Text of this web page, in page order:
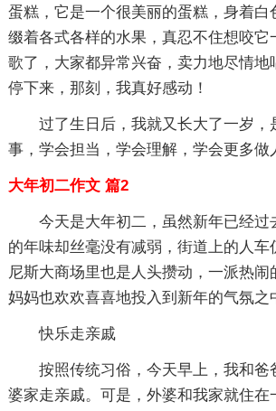
蛋糕，它是一个很美丽的蛋糕，身着白
缀着各式各样的水果，真忍不住想咬它
歌了，大家都异常兴奋，卖力地尽情地
停下来，那刻，我真好感动！
过了生日后，我就又长大了一岁，
事，学会担当，学会理解，学会更多做
大年初二作文 篇2
今天是大年初二，虽然新年已经过
的年味却丝毫没有减弱，街道上的人车
尼斯大商场里也是人头攒动，一派热闹
妈妈也欢欢喜喜地投入到新年的气氛之
快乐走亲戚
按照传统习俗，今天早上，我和爸
婆家走亲戚。可是，外婆和我家就住在